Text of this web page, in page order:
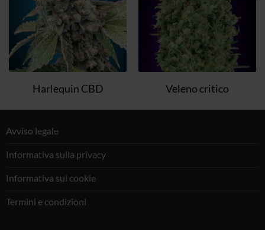
Harlequin CBD Veleno critico
Avviso legale
Informativa sulla privacy
Informativa sui cookie
Termini e condizioni